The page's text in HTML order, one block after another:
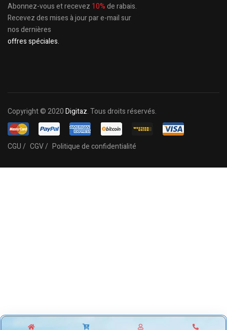
Abonnez-vous et recevez 10%de rabais.
Recevez des mises à jour par e-mail sur
nos dernières
offres spéciales.
Copyright © 2020Digitaz. Tous droits réservés.
CGU / CGV / Politique de confidentialité